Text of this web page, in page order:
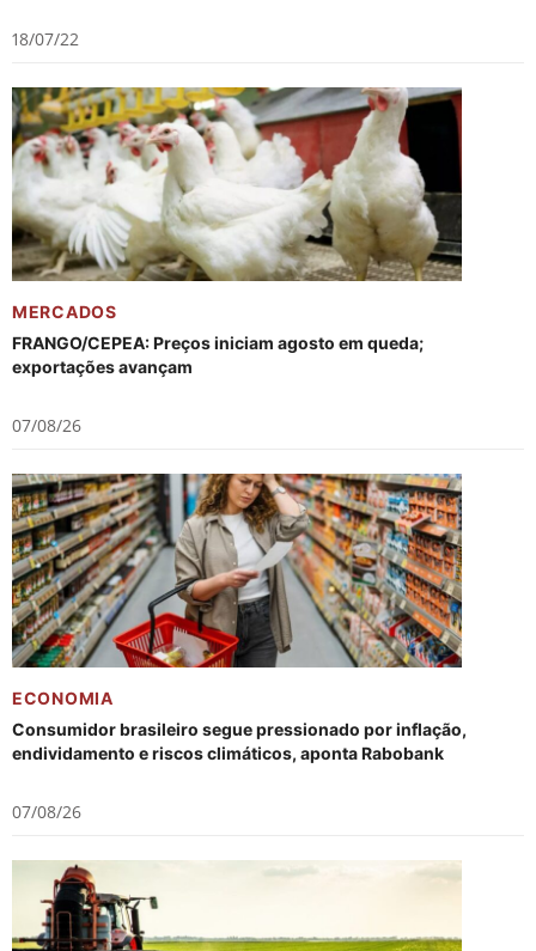
18/07/22
MERCADOS
FRANGO/CEPEA: Preços iniciam agosto em queda;
exportações avançam
07/08/26
ECONOMIA
Consumidor brasileiro segue pressionado por inflação,
endividamento e riscos climáticos, aponta Rabobank
07/08/26